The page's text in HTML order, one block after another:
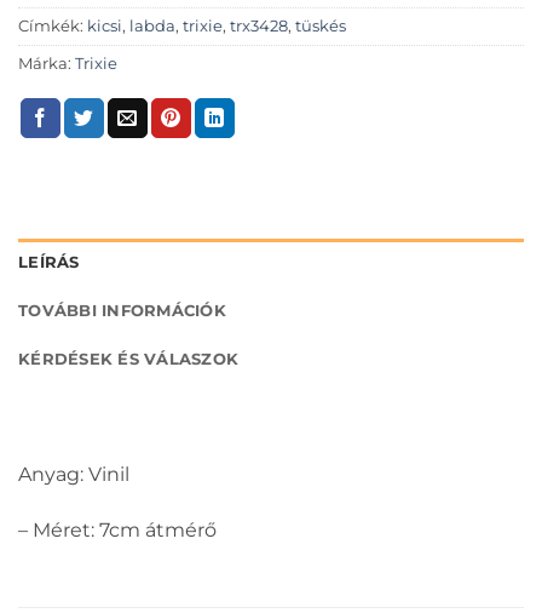
Címkék: kicsi, labda, trixie, trx3428, tüskés
Márka: Trixie
LEÍRÁS
TOVÁBBI INFORMÁCIÓK
KÉRDÉSEK ÉS VÁLASZOK
Anyag: Vinil
– Méret: 7cm átmérő